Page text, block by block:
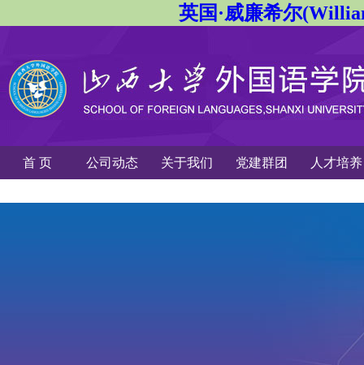
英国·威廉希尔
首 页 公司动态 关于我们 党建群团 人才培养